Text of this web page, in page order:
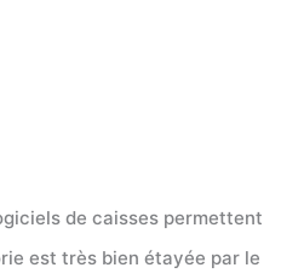
de caisses permettent
est très bien étayée par le